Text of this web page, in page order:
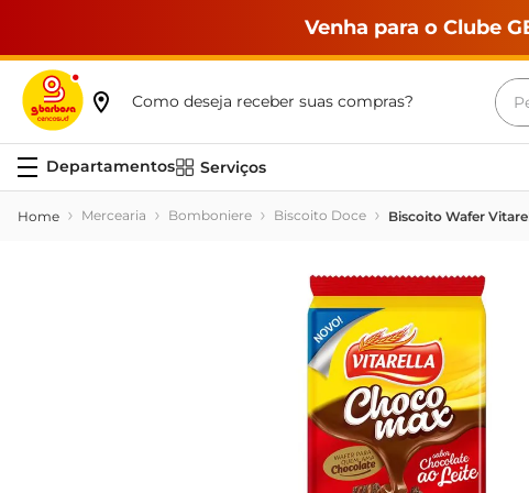
Venha para o Clube
Como deseja receber suas compras?
Serviços
Mercearia Bomboniere Biscoito Doce Biscoito Wafer